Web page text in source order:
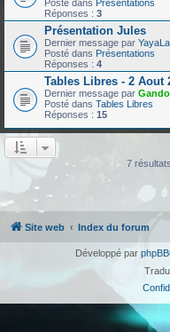
Posté dans Présentations
Réponses : 3
Présentation Jules
Dernier message par
Posté dans Présentations
Réponses : 4
Tables Libres - 2 Aout
Dernier message par
Posté dans Tables Libres
Réponses : 15
7
Site web Index du forum
Développé par phpBB